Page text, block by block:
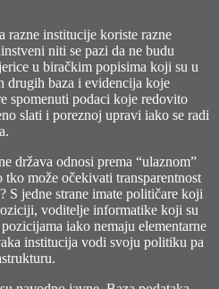
razne institucije koriste razne
niti se pazi da ne budu
u biračkim popisima koji su u
drugih baza i evidencija koje
spomenuti podaci koje redovito
slati i poreznoj upravi iako se radi
država odnosi prema “ulaznom”
može očekivati transparentnost
S jedne strane imate političare koji
voditelje informatike koji su
iako nemaju elementarne
institucija vodi svoju politiku pa